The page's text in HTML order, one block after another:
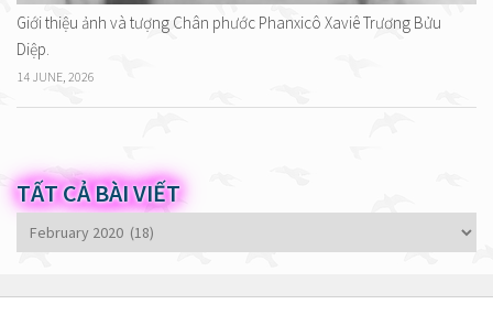
Giới thiệu ảnh và tượng Chân phước Phanxicô Xaviê Trương Bửu
Diệp.
14 JUNE, 2026
TẤT CẢ BÀI VIẾT
Tất
cả
viết